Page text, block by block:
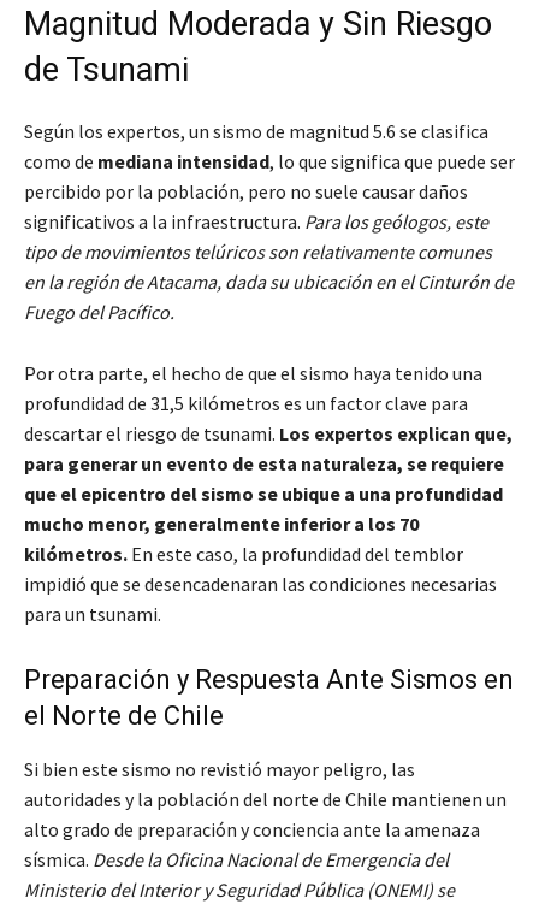
Magnitud Moderada y Sin Riesgo
de Tsunami
Según los expertos, un sismo de magnitud 5.6 se clasifica
como de mediana intensidad, lo que significa que puede ser
percibido por la población, pero no suele causar daños
significativos a la infraestructura. Para los geólogos, este
tipo de movimientos telúricos son relativamente comunes
en la región de Atacama, dada su ubicación en el Cinturón de
Fuego del Pacífico.
Por otra parte, el hecho de que el sismo haya tenido una
profundidad de 31,5 kilómetros es un factor clave para
descartar el riesgo de tsunami. Los expertos explican que,
para generar un evento de esta naturaleza, se requiere
que el epicentro del sismo se ubique a una profundidad
mucho menor, generalmente inferior a los 70
kilómetros. En este caso, la profundidad del temblor
impidió que se desencadenaran las condiciones necesarias
para un tsunami.
Preparación y Respuesta Ante Sismos en
el Norte de Chile
Si bien este sismo no revistió mayor peligro, las
autoridades y la población del norte de Chile mantienen un
alto grado de preparación y conciencia ante la amenaza
sísmica. Desde la Oficina Nacional de Emergencia del
Ministerio del Interior y Seguridad Pública (ONEMI) se